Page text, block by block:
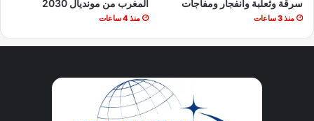
سرقة وثعلبة وانفجار ومفاجآت
منذ 3 ساعات
المغرب من مونديال 2030
منذ 4 ساعات